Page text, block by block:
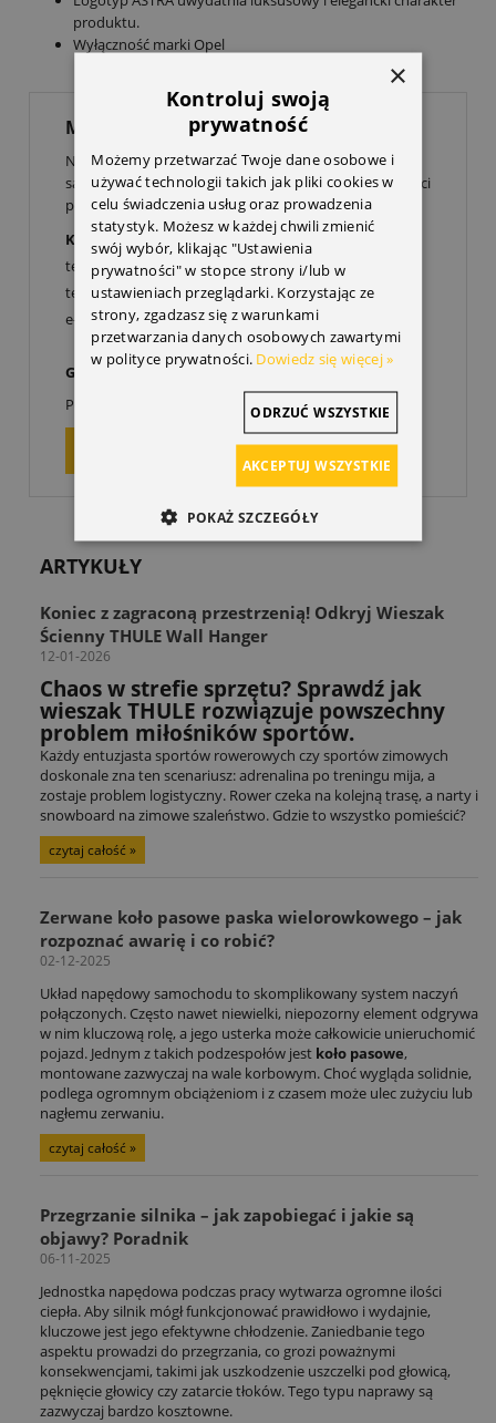
produktu.
Wyłączność marki Opel
MASZ PYTANIE?
Nie jesteś pewien, czy ta część pasuje do Twojego
samochodu? Skontaktuj się z nami, a dobierzemy części
po numerze VIN do Twojego Opla:
Krzysztof Rachwał
tel.
32 307 49 99
tel kom.606 522 011
e-mail:info@doopla.pl
Godziny otwarcia:
Poniedziałek-Piątek: 9
00
ZAPYTAJ O PRODUKT
ARTYKUŁY
Koniec z zagraconą przestrzenią! Odkryj Wieszak
Ścienny THULE Wall Hanger
12-01-2026
Chaos w strefie sprzętu? Sprawdź jak
wieszak THULE rozwiązuje powszechny
problem miłośników sportów.
Każdy entuzjasta sportów rowerowych czy sportów zimowych
doskonale zna ten scenariusz: adrenalina po treningu mija, a
zostaje problem logistyczny. Rower czeka na kolejną trasę, a narty i
snowboard na zimowe szaleństwo. Gdzie to wszystko pomieścić?
czytaj całość »
Zerwane koło pasowe paska wielorowkowego – jak
rozpoznać awarię i co robić?
02-12-2025
Układ napędowy samochodu to skomplikowany system naczyń
połączonych. Często nawet niewielki, niepozorny element odgrywa
w nim kluczową rolę, a jego usterka może całkowicie unieruchomić
pojazd. Jednym z takich podzespołów jest koło pasowe,
montowane zazwyczaj na wale korbowym. Choć wygląda solidnie,
podlega ogromnym obciążeniom i z czasem może ulec zużyciu lub
nagłemu zerwaniu.
czytaj całość »
Przegrzanie silnika – jak zapobiegać i jakie są
objawy? Poradnik
06-11-2025
Jednostka napędowa podczas pracy wytwarza ogromne ilości
ciepła. Aby silnik mógł funkcjonować prawidłowo i wydajnie,
kluczowe jest jego efektywne chłodzenie. Zaniedbanie tego
aspektu prowadzi do przegrzania, co grozi poważnymi
konsekwencjami, takimi jak uszkodzenie uszczelki pod głowicą,
pęknięcie głowicy czy zatarcie tłoków. Tego typu naprawy są
zazwyczaj bardzo kosztowne.
×
Kontroluj swoją
prywatność
Możemy przetwarzać Twoje dane osobowe i
używać technologii takich jak pliki cookies w
celu świadczenia usług oraz prowadzenia
statystyk. Możesz w każdej chwili zmienić
swój wybór, klikając "Ustawienia
prywatności" w stopce strony i/lub w
ustawieniach przeglądarki. Korzystając ze
strony, zgadzasz się z warunkami
przetwarzania danych osobowych zawartymi
w polityce prywatności. Dowiedz się więcej »
AKCEPTUJ WSZYSTKIE
ODRZUĆ WSZYSTKIE
POKAŻ SZCZEGÓŁY